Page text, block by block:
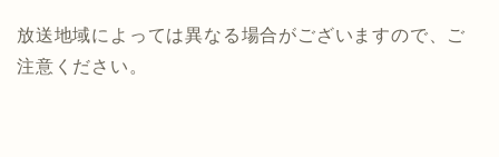
放送地域によっては異なる場合がございますので、ご
注意ください。